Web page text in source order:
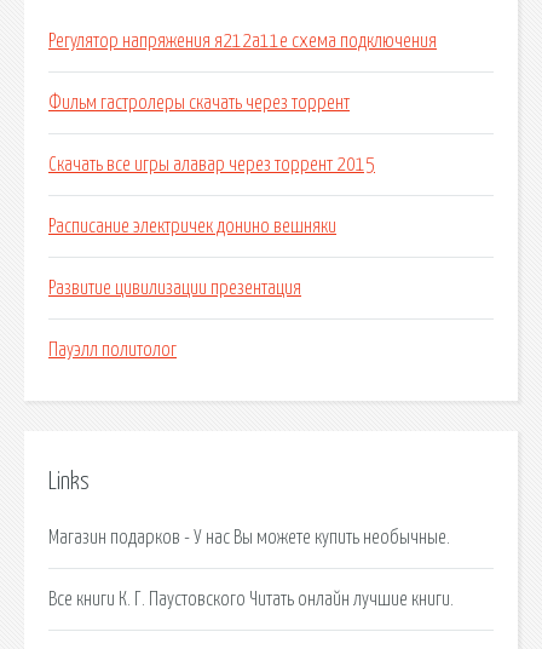
Регулятор напряжения я212а11е схема подключения
Фильм гастролеры скачать через торрент
Скачать все игры алавар через торрент 2015
Расписание электричек донино вешняки
Развитие цивилизации презентация
Пауэлл политолог
Links
Магазин подарков - У нас Вы можете купить необычные.
Все книги К. Г. Паустовского Читать онлайн лучшие книги.